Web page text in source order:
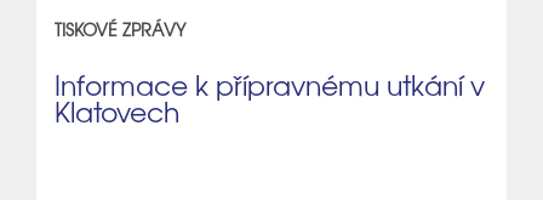
TISKOVÉ ZPRÁVY
Informace k přípravnému utkání v
Klatovech